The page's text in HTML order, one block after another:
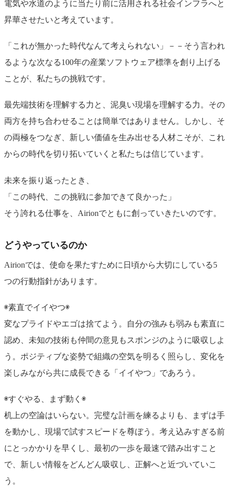
電気や水道のように当たり前に活用される社会インフラへと
昇華させたいと考えています。
「これが無かった時代なんて考えられない」－－そう言われ
るような次なる100年の産業ソフトウェア標準を創り上げる
ことが、私たちの挑戦です。
最先端技術を理解する力と、泥臭い現場を理解する力。その
両方を持ち合わせることは簡単ではありません。しかし、そ
の両極をつなぎ、新しい価値を生み出せる人材こそが、これ
からの時代を切り拓いていくと私たちは信じています。
未来を振り返ったとき、
「この時代、この挑戦に参加できて良かった」
そう誇れる仕事を、Airionでともに創っていきたいのです。
どうやっているのか
Airionでは、使命を果たすために日頃から大切にしている5
つの行動指針があります。
◉素直でイイやつ◉
変なプライドやエゴは捨てよう。自分の強みも弱みも素直に
認め、未知の技術も仲間の意見もスポンジのように吸収しよ
う。ポジティブな姿勢で組織の空気を明るく照らし、変化を
楽しみながら共に成長できる「イイやつ」であろう。
◉すぐやる、まず動く◉
机上の空論はいらない。完璧な計画を練るよりも、まずは手
を動かし、現場で試すスピードを尊ぼう。考え込みすぎる前
にとっかかりを早くし、最初の一歩を最速で踏み出すこと
で、新しい情報をどんどん吸収し、正解へと近づいていこ
う。